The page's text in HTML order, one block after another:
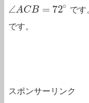
∠ACB = 72∘
∠ACB=72∘ です
です。
スポンサーリンク